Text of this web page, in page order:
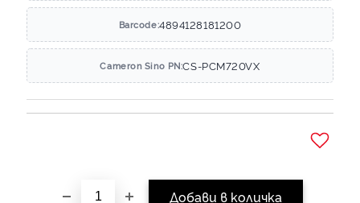
Barcode:4894128181200
Cameron Sino PN:CS-PCM720VX